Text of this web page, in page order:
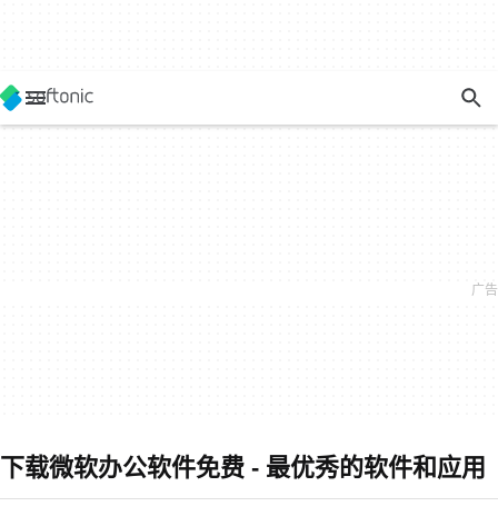
下载微软办公软件免费 - 最优秀的软件和应用